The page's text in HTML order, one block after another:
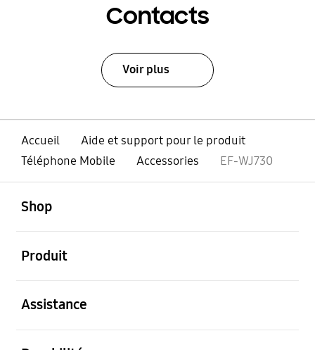
Contacts
Voir plus
Accueil
Aide et support pour le produit
Téléphone Mobile
Accessories EF-WJ730
Shop
Produit
Assistance